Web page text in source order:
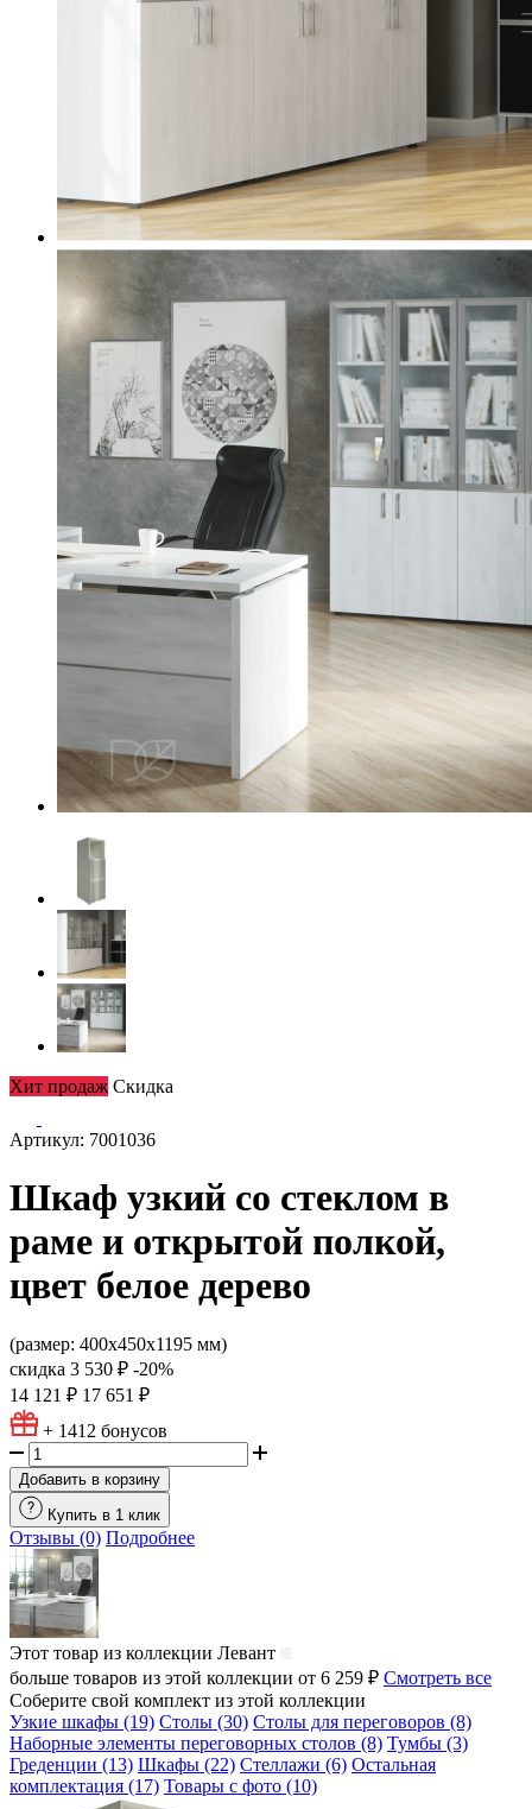
Хит продаж Скидка
Артикул: 7001036
Шкаф узкий со стеклом в
раме и открытой полкой,
цвет белое дерево
(размер: 400х450х1195 мм)
скидка 3 530 ₽ -20%
14 121 ₽ 17 651 ₽
+ 1412 бонусов
Добавить в корзину
Купить в 1 клик
Отзывы (0) Подробнее
Этот товар из коллекции Левант
больше товаров из этой коллекции от 6 259 ₽ Смотреть все
Соберите свой комплект из этой коллекции
Узкие шкафы (19) Столы (30) Столы для переговоров (8)
Наборные элементы переговорных столов (8) Тумбы (3)
Греденции (13) Шкафы (22) Стеллажи (6) Остальная
комплектация (17) Товары с фото (10)